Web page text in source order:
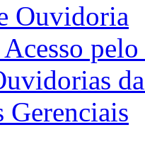
Ouvidoria
Gerenciais